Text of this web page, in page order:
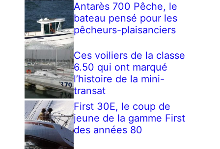
Antarès 700 Pêche, le
bateau pensé pour les
pêcheurs-plaisanciers
Ces voiliers de la classe
6.50 qui ont marqué
l’histoire de la mini-
transat
First 30E, le coup de
jeune de la gamme First
des années 80